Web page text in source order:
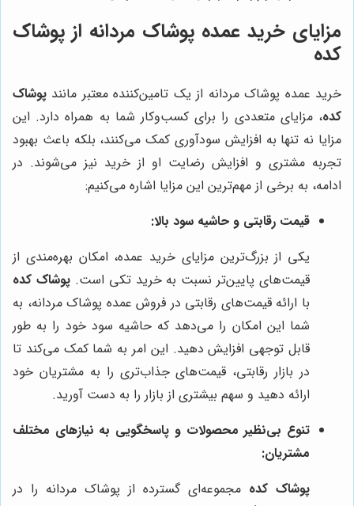
مزایای خرید عمده پوشاک مردانه از پوشاک
کده
خرید عمده پوشاک مردانه از یک تامین‌کننده معتبر مانند پوشاک
کده، مزایای متعددی را برای کسب‌وکار شما به همراه دارد. این
مزایا نه تنها به افزایش سودآوری کمک می‌کنند، بلکه باعث بهبود
تجربه مشتری و افزایش رضایت او از خرید نیز می‌شوند. در
ادامه، به برخی از مهم‌ترین این مزایا اشاره می‌کنیم:
قیمت رقابتی و حاشیه سود بالا:
یکی از بزرگ‌ترین مزایای خرید عمده، امکان بهره‌مندی از
قیمت‌های پایین‌تر نسبت به خرید تکی است.پوشاک کده
با ارائه قیمت‌های رقابتی در فروش عمده پوشاک مردانه، به
شما این امکان را می‌دهد که حاشیه سود خود را به طور
قابل توجهی افزایش دهید. این امر به شما کمک می‌کند تا
در بازار رقابتی، قیمت‌های جذاب‌تری را به مشتریان خود
ارائه دهید و سهم بیشتری از بازار را به دست آورید.
تنوع بی‌نظیر محصولات و پاسخگویی به نیازهای مختلف
مشتریان:
پوشاک کده مجموعه‌ای گسترده از پوشاک مردانه را در